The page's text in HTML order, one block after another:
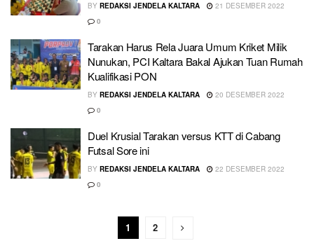
BY REDAKSI JENDELA KALTARA
21 DESEMBER 2022
0
Tarakan Harus Rela Juara Umum Kriket Milik
Nunukan, PCI Kaltara Bakal Ajukan Tuan Rumah
Kualifikasi PON
BY REDAKSI JENDELA KALTARA
20 DESEMBER 2022
0
Duel Krusial Tarakan versus KTT di Cabang
Futsal Sore ini
BY REDAKSI JENDELA KALTARA
22 DESEMBER 2022
0
1 2